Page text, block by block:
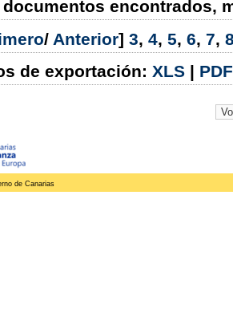
documentos encontrados,
/ Anterior] 3, 4, 5, 6, 7,
de exportación: XLS | PDF
de Canarias